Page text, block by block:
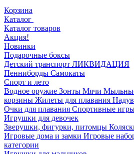
Корзина
Каталог
Каталог товаров
Акция!
Новинки
Подарочные боксы
Детский транспорт ЛИКВИДАЦИЯ
Пенниборды Самокаты
Спорт и лето
Водное оружие Зонты Мячи
корзины Жилеты для плавания
Очки для плавания Спортивные
Игрушки для девочек
Зверушки, фигурки, питомцы
Игровые дома и замки Игровые
категории